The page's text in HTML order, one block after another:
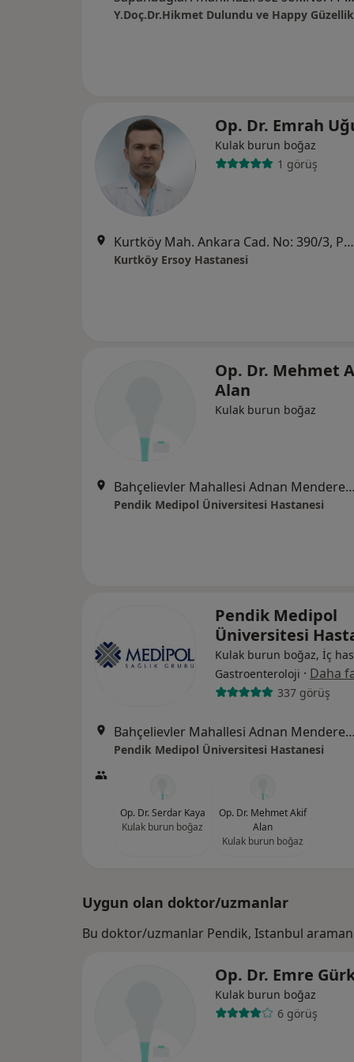
Y.Doç.Dr.Hikmet Dulundu ve Happy Güzellik
Op. Dr. Emrah
Kulak burun boğaz
1 görüş
Kurtköy Mah. Ankara Cad. No: 390/3, Pendik
Kurtköy Ersoy Hastanesi
Op. Dr. Mehmet
Alan
Kulak burun boğaz
Bahçelievler Mahallesi Adnan
Pendik Medipol Üniversitesi Hastanesi
Pendik Medipol
Üniversitesi
Kulak burun boğaz, İç
Gastroenteroloji · Daha
337 görüş
Bahçelievler Mahallesi Adnan
Pendik Medipol Üniversitesi Hastanesi
Op. Dr. Serdar Kaya
Kulak burun boğaz
Op. Dr. Mehmet Akif
Alan
Kulak burun boğaz
Uygun olan doktor/uzmanlar
Bu doktor/uzmanlar Pendik, Istanbul
Op. Dr. Emre
Kulak burun boğaz
6 görüş